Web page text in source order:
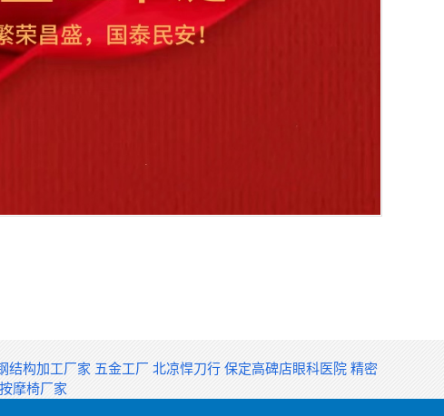
结构加工厂家 五金工厂 北凉悍刀行 保定高碑店眼科医院 精密
摩椅厂家